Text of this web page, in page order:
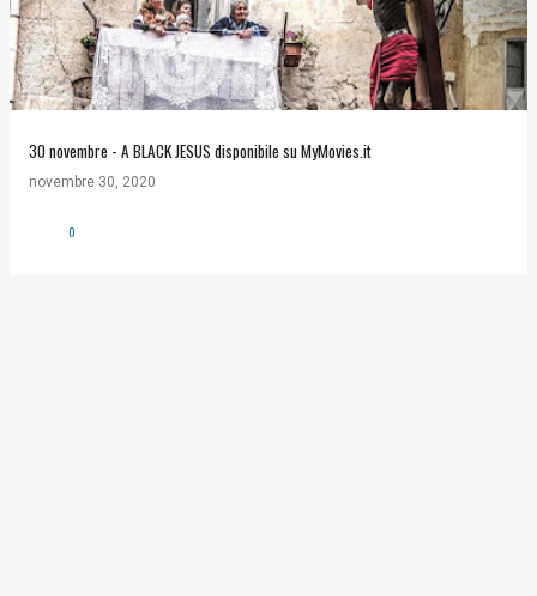
30 novembre - A BLACK JESUS disponibile su MyMovies.it
novembre 30, 2020
0